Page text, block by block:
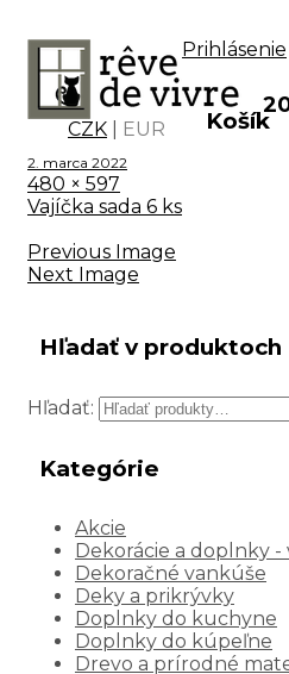
Prihlásenie
Košík
CZK EUR
2. marca 2022
480 × 597
Vajíčka sada 6 ks
Previous Image
Next Image
Hľadať v produktoch
Hľadať:
Kategórie
Akcie
Dekorácie a doplnky
Dekoračné vankúše
Deky a prikrývky
Doplnky do kuchyne
Doplnky do kúpeľne
Drevo a prírodné